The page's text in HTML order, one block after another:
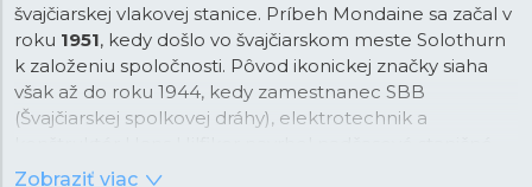
švajčiarskej vlakovej stanice. Príbeh Mondaine sa začal v
roku 1951, kedy došlo vo švajčiarskom meste Solothurn
k založeniu spoločnosti. Pôvod ikonickej značky siaha
však až do roku 1944, kedy zamestnanec SBB
(Švajčiarskej spolkovej dráhy), elektrotechnik a
hodiny sčervenou sekundovou ručičkou
Zobraziť viac